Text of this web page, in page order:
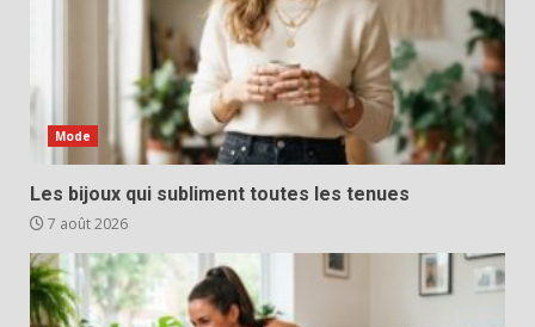
Mode
Les bijoux qui subliment toutes les tenues
7 août 2026